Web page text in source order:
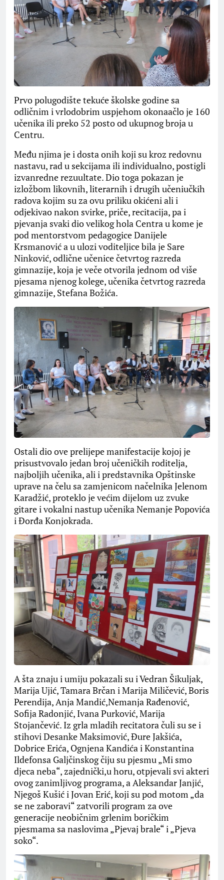
Prvo polugodište tekuće školske godine sa
odličnim i vrlodobrim uspjehom okonaačlo je 160
učenika ili preko 52 posto od ukupnog broja u
Centru.
Među njima je i dosta onih koji su kroz redovnu
nastavu, rad u sekcijama ili individualno, postigli
izvanredne rezuultate. Dio toga pokazan je
izložbom likovnih, literarnih i drugih učeniučkih
radova kojim su za ovu priliku okićeni ali i
odjekivao nakon svirke, priče, recitacija, pa i
pjevanja svaki dio velikog hola Centra u kome je
pod mentorstvom pedagogice Danijele
Krsmanović a u ulozi voditeljice bila je Sare
Ninković, odlične učenice četvrtog razreda
gimnazije, koja je veče otvorila jednom od više
pjesama njenog kolege, učenika četvrtog razreda
gimnazije, Stefana Božića.
Ostali dio ove prelijepe manifestacije kojoj je
prisustvovalo jedan broj učeničkih roditelja,
najboljih učenika, ali i predstavnika Opštinske
uprave na čelu sa zamjenicom načelnika Jelenom
Karadžić, proteklo je većim dijelom uz zvuke
gitare i vokalni nastup učenika Nemanje Popovića
i Đorđa Konjokrada.
A šta znaju i umiju pokazali su i Vedran Šikuljak,
Marija Ujić, Tamara Brčan i Marija Miličević, Boris
Perendija, Anja Mandić,Nemanja Rađenović,
Sofija Radonjić, Ivana Purković, Marija
Stojančević. Iz grla mladih recitatora čuli su se i
stihovi Desanke Maksimović, Đure Jakšića,
Dobrice Erića, Ognjena Kandića i Konstantina
Ildefonsa Galjčinskog čiju su pjesmu „Mi smo
djeca neba“, zajednički,u horu, otpjevali svi akteri
ovog zanimljivog programa, a Aleksandar Janjić,
Njegoš Kušić i Jovan Erić, koji su pod motom „da
se ne zaboravi“ zatvorili program za ove
generacije neobičnim grlenim boričkim
pjesmama sa naslovima „Pjevaj brale“ i „Pjeva
soko“.